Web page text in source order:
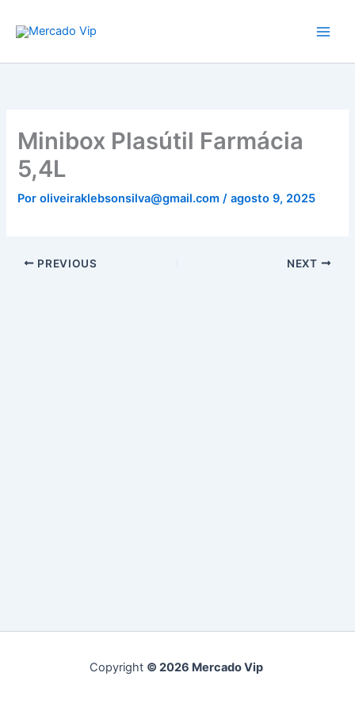
para
conteúdo
Minibox Plasútil Farmácia
5,4L
Poroliveiraklebsonsilva@gmail.com/agosto 9, 2025
PREVIOUS NEXT
Copyright © 2026 Mercado Vip